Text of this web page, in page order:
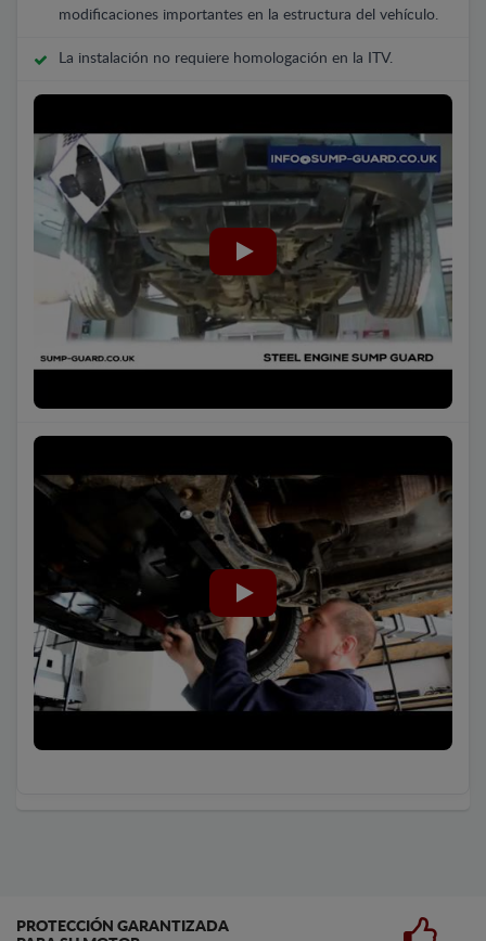
modificaciones importantes en la estructura del vehículo.
La instalación no requiere homologación en la ITV.
PROTECCIÓN GARANTIZADA